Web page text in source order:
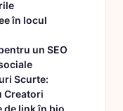
în locul
un SEO
Scurte:
Creatori
de link în bio